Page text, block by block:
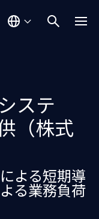
ステ
（株式
よる短期導
る業務負荷